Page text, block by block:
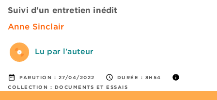
Suivi d'un entretien inédit
Anne Sinclair
Lu par l'auteur
date_range PARUTION : 27/04/2022 access_time DURÉE : 8H54 info
COLLECTION : DOCUMENTS ET ESSAIS